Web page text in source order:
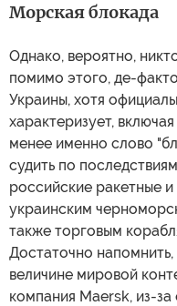
Морская блокада
Однако, вероятно,
помимо этого, де-
Украины, хотя
характеризует,
менее именно слово
судить по
российские ракетные
украинским
также торговым
Достаточно
величине мировой
компания Maersk, из-